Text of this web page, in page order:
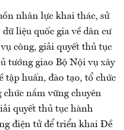
nhân lực khai thác, sử
liệu quốc gia về dân cư
công, giải quyết thủ tục
tướng giao Bộ Nội vụ xây
tập huấn, đào tạo, tổ chức
chức nắm vững chuyên
quyết thủ tục hành
điện tử để triển khai Đề